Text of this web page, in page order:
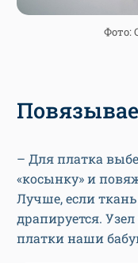
Фото:
– Для платка
«косынку» и
Лучше, если ткань
драпируется.
платки наши